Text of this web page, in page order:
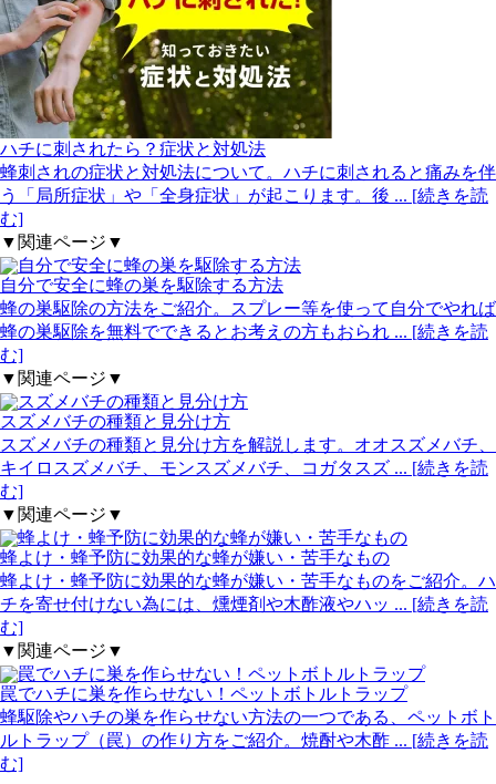
ハチに刺されたら？症状と対処法
蜂刺されの症状と対処法について。ハチに刺されると痛みを伴
う「局所症状」や「全身症状」が起こります。後 ... [続きを読
む]
▼関連ページ▼
自分で安全に蜂の巣を駆除する方法
蜂の巣駆除の方法をご紹介。スプレー等を使って自分でやれば
蜂の巣駆除を無料でできるとお考えの方もおられ ... [続きを読
む]
▼関連ページ▼
スズメバチの種類と見分け方
スズメバチの種類と見分け方を解説します。オオスズメバチ、
キイロスズメバチ、モンスズメバチ、コガタスズ ... [続きを読
む]
▼関連ページ▼
蜂よけ・蜂予防に効果的な蜂が嫌い・苦手なもの
蜂よけ・蜂予防に効果的な蜂が嫌い・苦手なものをご紹介。ハ
チを寄せ付けない為には、燻煙剤や木酢液やハッ ... [続きを読
む]
▼関連ページ▼
罠でハチに巣を作らせない！ペットボトルトラップ
蜂駆除やハチの巣を作らせない方法の一つである、ペットボト
ルトラップ（罠）の作り方をご紹介。焼酎や木酢 ... [続きを読
む]